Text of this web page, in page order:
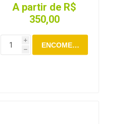
A partir de R$
350,00
i
h
ENCOMENDAR